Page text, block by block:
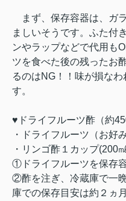
まず、保存容器は、ガ
ましいそうです。ふた付
ンやラップなどで代用も
ツを食べた後の残ったお
るのはNG！！味が損な
す。
♥ドライフルーツ酢（約
・ドライフルーツ（お好
・リンゴ酢１カップ(200
①ドライフルーツを保存容
②酢を注ぎ、冷蔵庫で一
庫での保存目安は約２ヵ月